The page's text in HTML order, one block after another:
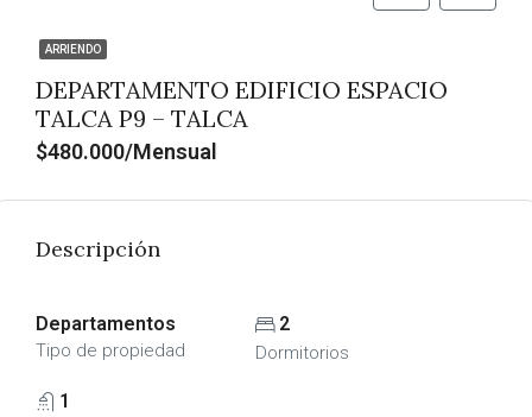
ARRIENDO
DEPARTAMENTO EDIFICIO ESPACIO
TALCA P9 – TALCA
$480.000/Mensual
Descripción
Departamentos
Tipo de propiedad
2
Dormitorios
1